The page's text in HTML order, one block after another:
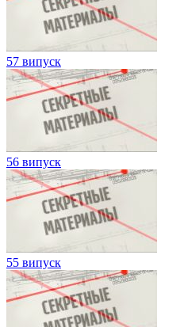
57 випуск
56 випуск
55 випуск